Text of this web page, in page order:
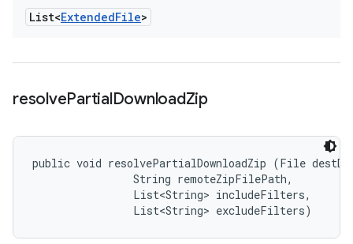
List<ExtendedFile>
resolvePartialDownloadZip
public void resolvePartialDownloadZip (File
                String remoteZipFilePath,
                List<String> includeFilters,
                List<String> excludeFilters)